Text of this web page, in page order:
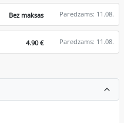
Bez maksas Paredzams: 11.08.
4.90 € Paredzams: 11.08.